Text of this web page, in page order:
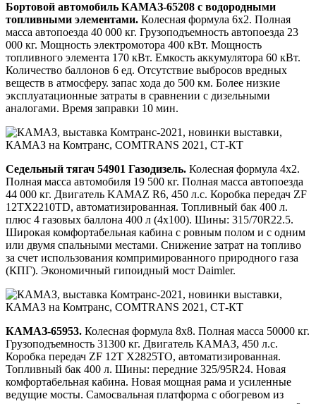
Бортовой автомобиль КАМАЗ-65208 с водородными
топливными элементами. Колесная формула 6х2. Полная
масса автопоезда 40 000 кг. Грузоподъемность автопоезда 23
000 кг. Мощность электромотора 400 кВт. Мощность
топливного элемента 170 кВт. Емкость аккумулятора 60 кВт.
Количество баллонов 6 ед. Отсутствие выбросов вредных
веществ в атмосферу. запас хода до 500 км. Более низкие
эксплуатационные затраты в сравнении с дизельными
аналогами. Время заправки 10 мин.
Седельный тягач 54901 Газодизель. Колесная формула 4х2.
Полная масса автомобиля 19 500 кг. Полная масса автопоезда
44 000 кг. Двигатель KAMAZ R6, 450 л.с. Коробка передач ZF
12TX2210TD, автоматизированная. Топливный бак 400 л.
плюс 4 газовых баллона 400 л (4х100). Шины: 315/70R22.5.
Широкая комфортабельная кабина с ровным полом и с одним
или двумя спальными местами. Снижение затрат на топливо
за счет использования компримированного природного газа
(КПГ). Экономичный гипоидный мост Daimler.
КАМАЗ-65953. Колесная формула 8х8. Полная масса 50000 кг.
Грузоподъемность 31300 кг. Двигатель КАМАЗ, 450 л.с.
Коробка передач ZF 12T X2825ТО, автоматизированная.
Топливный бак 400 л. Шины: передние 325/95R24. Новая
комфортабельная кабина. Новая мощная рама и усиленные
ведущие мосты. Самосвальная платформа с обогревом из